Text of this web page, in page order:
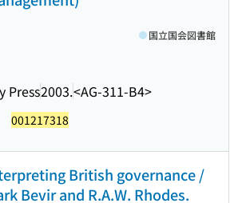
Press2003.<AG-311-B4>
国立国会図書館
001217318
British governance /
Bevir and R.A.W. Rhodes.